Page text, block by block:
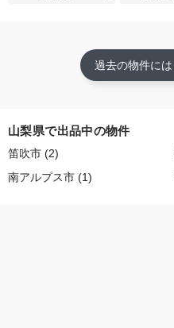
過去の物件には
山梨県で出品中の物件
笛吹市 (2)
南アルプス市 (1)